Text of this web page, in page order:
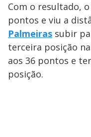
Com o resultado,
pontos e viu a
Palmeiras subir
terceira posição
aos 36 pontos e
posição.